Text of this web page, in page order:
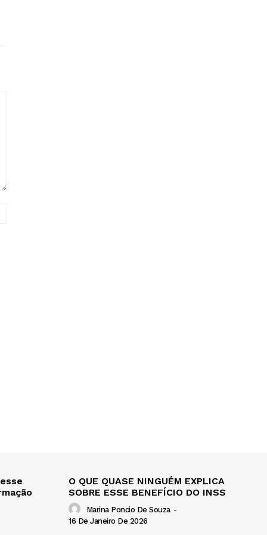
O QUE QUASE NINGUÉM EXPLICA
SOBRE ESSE BENEFÍCIO DO INSS
Marina Poncio De Souza -
16 De Janeiro De 2026